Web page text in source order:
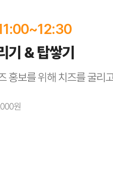
월 12일(일) 10:00
기 & 탑쌓기
홍보를 위해 치즈를 굴리
원